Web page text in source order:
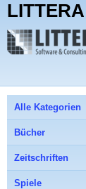
Alle Kategorien
Bücher
Zeitschriften
Spiele